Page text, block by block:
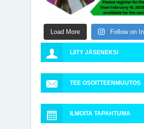
Load More Follow on
LIITY JÄSENEKSI
TEE OSOITTEENMUUTOS
ILMOITA TAPAHTUMA